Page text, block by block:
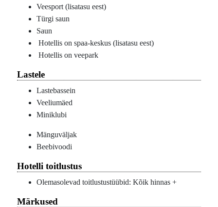
Veesport (lisatasu eest)
Türgi saun
Saun
Hotellis on spaa-keskus (lisatasu eest)
Hotellis on veepark
Lastele
Lastebassein
Veeliumäed
Miniklubi
Mänguväljak
Beebivoodi
Hotelli toitlustus
Olemasolevad toitlustustüübid: Kõik hinnas +
Märkused